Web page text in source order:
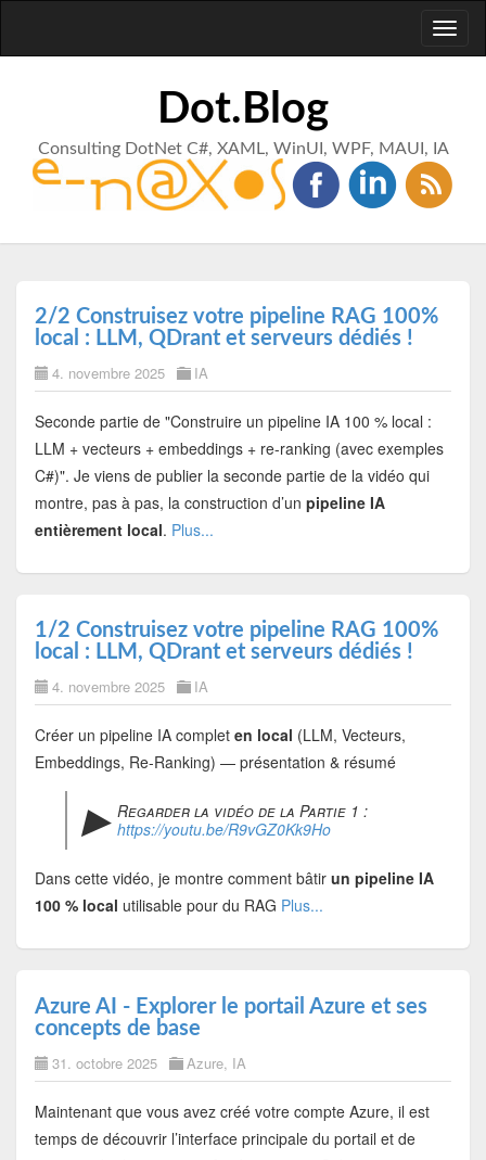
Dot.Blog
Consulting DotNet C#, XAML, WinUI, WPF, MAUI, IA
2/2 Construisez votre pipeline RAG 100%
local : LLM, QDrant et serveurs dédiés !
4. novembre 2025 IA
Seconde partie de "Construire un pipeline IA 100 % local :
LLM + vecteurs + embeddings + re-ranking (avec exemples
C#)". Je viens de publier la seconde partie de la vidéo qui
montre, pas à pas, la construction d’un pipeline IA
entièrement local. Plus...
1/2 Construisez votre pipeline RAG 100%
local : LLM, QDrant et serveurs dédiés !
4. novembre 2025 IA
Créer un pipeline IA complet en local (LLM, Vecteurs,
Embeddings, Re-Ranking) — présentation & résumé
▶︎ Regarder la vidéo de la Partie 1 :
https://youtu.be/R9vGZ0Kk9Ho
Dans cette vidéo, je montre comment bâtir un pipeline IA
100 % local utilisable pour du RAG Plus...
Azure AI - Explorer le portail Azure et ses
concepts de base
31. octobre 2025 Azure, IA
Maintenant que vous avez créé votre compte Azure, il est
temps de découvrir l’interface principale du portail et de